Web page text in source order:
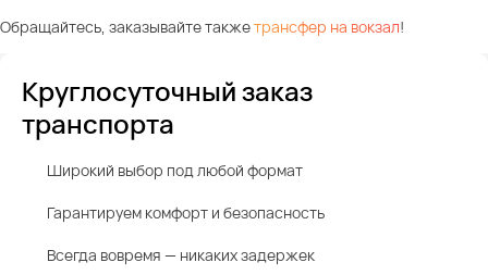
Обращайтесь, заказывайте такжетрансфер на вокзал!
Круглосуточный заказ
транспорта
Широкий выбор под любой формат
Гарантируем комфорт и безопасность
Всегда вовремя — никаких задержек